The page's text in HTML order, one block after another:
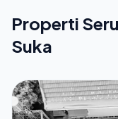
Properti
Suka